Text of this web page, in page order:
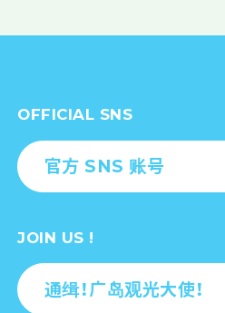
OFFICIAL SNS
官方 SNS 账号
JOIN US !
通缉！广岛观光大使！